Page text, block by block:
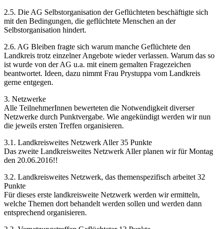
2.5. Die AG Selbstorganisation der Geflüchteten beschäftigte sich
mit den Bedingungen, die geflüchtete Menschen an der
Selbstorganisation hindert.
2.6. AG Bleiben fragte sich warum manche Geflüchtete den
Landkreis trotz einzelner Angebote wieder verlassen. Warum das so
ist wurde von der AG u.a. mit einem gemalten Fragezeichen
beantwortet. Ideen, dazu nimmt Frau Prystuppa vom Landkreis
gerne entgegen.
3. Netzwerke
Alle TeilnehmerInnen bewerteten die Notwendigkeit diverser
Netzwerke durch Punktvergabe. Wie angekündigt werden wir nun
die jeweils ersten Treffen organisieren.
3.1. Landkreisweites Netzwerk Aller 35 Punkte
Das zweite Landkreisweites Netzwerk Aller planen wir für Montag
den 20.06.2016!!
3.2. Landkreisweites Netzwerk, das themenspezifisch arbeitet 32
Punkte
Für dieses erste landkreisweite Netzwerk werden wir ermitteln,
welche Themen dort behandelt werden sollen und werden dann
entsprechend organisieren.